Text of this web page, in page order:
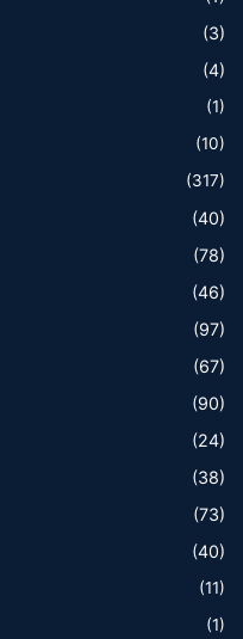
(3)
(4)
(1)
(10)
(317)
(40)
(78)
(46)
(97)
(67)
(90)
(24)
(38)
(73)
(40)
(11)
(1)